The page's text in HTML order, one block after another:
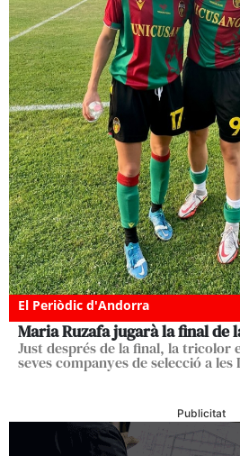
El Periòdic d'Andorra
Maria Ruzafa jugarà la final de
Just després de la final, la tricolor
seves companyes de selecció a les
Publicitat